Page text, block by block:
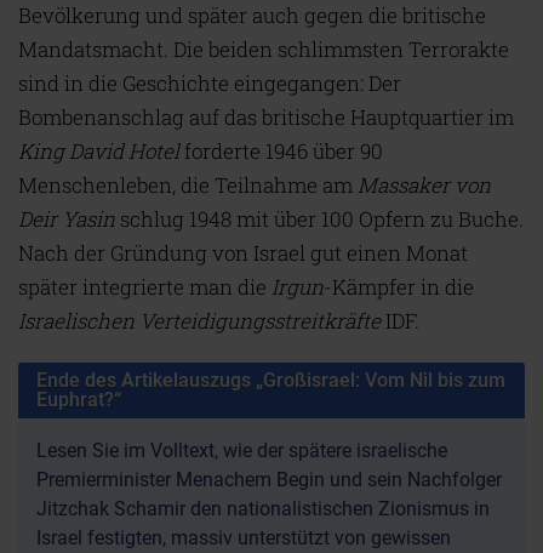
Bevölkerung und später auch gegen die britische
Mandatsmacht. Die beiden schlimmsten Terrorakte
sind in die Geschichte eingegangen: Der
Bombenanschlag auf das britische Hauptquartier im
King David Hotelforderte 1946 über 90
Menschenleben, die Teilnahme am Massaker von
Deir Yasin schlug 1948 mit über 100 Opfern zu Buche.
Nach der Gründung von Israel gut einen Monat
später integrierte man die Irgun-Kämpfer in die
Israelischen VerteidigungsstreitkräfteIDF.
Ende des Artikelauszugs „Großisrael: Vom Nil bis zum
Euphrat?“
Lesen Sie im Volltext, wie der spätere israelische
Premierminister Menachem Begin und sein Nachfolger
Jitzchak Schamir den nationalistischen Zionismus in
Israel festigten, massiv unterstützt von gewissen